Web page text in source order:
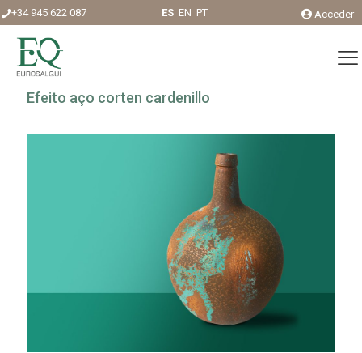
+34 945 622 087 ES EN PT Acceder
Efeito aço corten cardenillo